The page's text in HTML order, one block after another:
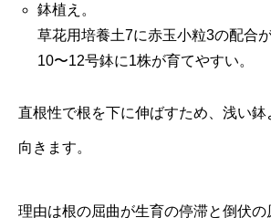
鉢植え。
草花用培養土7に赤玉小粒3の配合が
10〜12号鉢に1株が育てやすい。
直根性で根を下に伸ばすため、浅い
向きます。
理由は根の屈曲が生育の停滞と倒伏